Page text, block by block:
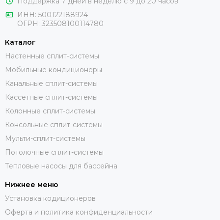
ИНН: 500122188924
ОГРН: 323508100114780
Каталог
Настенные сплит-системы
Мобильные кондиционеры
Канальные сплит-системы
Кассетные сплит-системы
Колонные сплит-системы
Консольные сплит-системы
Мульти-сплит-системы
Потолочные сплит-системы
Тепловые насосы для бассейна
Нижнее меню
Установка кодиционеров
Оферта и политика конфиденциальности